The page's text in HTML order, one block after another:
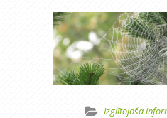
Izglītojoša